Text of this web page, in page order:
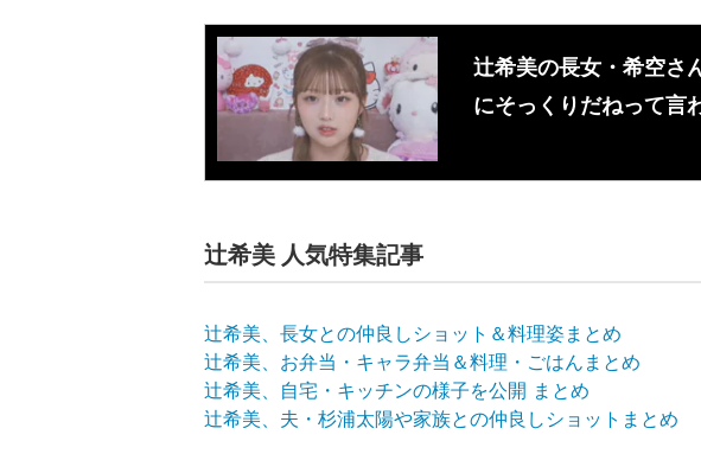
辻󠄀希美の長女・希空さ
にそっくりだねって言
辻希美 人気特集記事
辻希美、長女との仲良しショット＆料理姿まとめ
辻希美、お弁当・キャラ弁当＆料理・ごはんまとめ
辻希美、自宅・キッチンの様子を公開 まとめ
辻希美、夫・杉浦太陽や家族との仲良しショットまとめ